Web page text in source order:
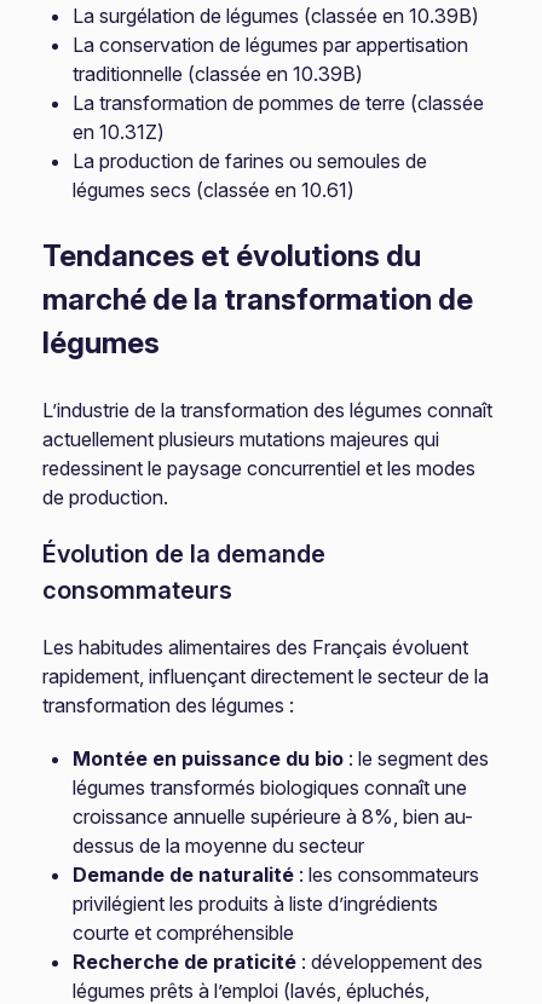
La surgélation de légumes (classée en 10.39B)
La conservation de légumes par appertisation
traditionnelle (classée en 10.39B)
La transformation de pommes de terre (classée
en 10.31Z)
La production de farines ou semoules de
légumes secs (classée en 10.61)
Tendances et évolutions du
marché de la transformation de
légumes
L’industrie de la transformation des légumes connaît
actuellement plusieurs mutations majeures qui
redessinent le paysage concurrentiel et les modes
de production.
Évolution de la demande
consommateurs
Les habitudes alimentaires des Français évoluent
rapidement, influençant directement le secteur de la
transformation des légumes :
Montée en puissance du bio : le segment des
légumes transformés biologiques connaît une
croissance annuelle supérieure à 8%, bien au-
dessus de la moyenne du secteur
Demande de naturalité : les consommateurs
privilégient les produits à liste d’ingrédients
courte et compréhensible
Recherche de praticité : développement des
légumes prêts à l’emploi (lavés, épluchés,